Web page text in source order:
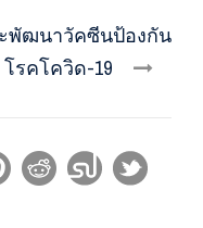
พัฒนาวัคซีนป้องกัน
โรคโควิด-19